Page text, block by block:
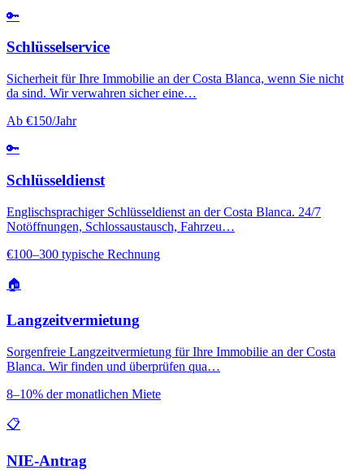
🔑
Schlüsselservice
Sicherheit für Ihre Immobilie an der Costa Blanca, wenn Sie nicht
da sind. Wir verwahren sicher eine…
Ab €150/Jahr
🔑
Schlüsseldienst
Englischsprachiger Schlüsseldienst an der Costa Blanca. 24/7
Notöffnungen, Schlossaustausch, Fahrzeu…
€100–300 typische Rechnung
🏠
Langzeitvermietung
Sorgenfreie Langzeitvermietung für Ihre Immobilie an der Costa
Blanca. Wir finden und überprüfen qua…
8–10% der monatlichen Miete
📋
NIE-Antrag